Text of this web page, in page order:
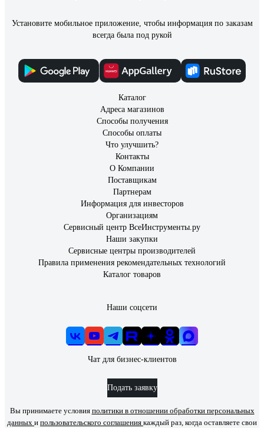
Установите мобильное приложение, чтобы информация по заказам
всегда была под рукой
Каталог
Адреса магазинов
Способы получения
Способы оплаты
Что улучшить?
Контакты
О Компании
Поставщикам
Партнерам
Информация для инвесторов
Организациям
Сервисный центр ВсеИнструменты.ру
Наши закупки
Сервисные центры производителей
Правила применения рекомендательных технологий
Каталог товаров
Наши соцсети
Чат для бизнес-клиентов
Подать заявку
Вы принимаете условия политики в отношении обработки персональных
данных и пользовательского соглашения каждый раз, когда оставляете свои